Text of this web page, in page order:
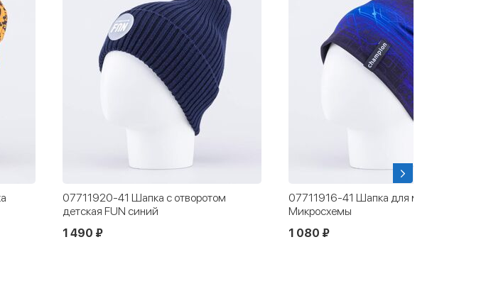
07711920-41 Шапка с отворотом
детская FUN синий
1 490 ₽
07711916-41 Шапка для мальчика
Микросхемы
1 080 ₽